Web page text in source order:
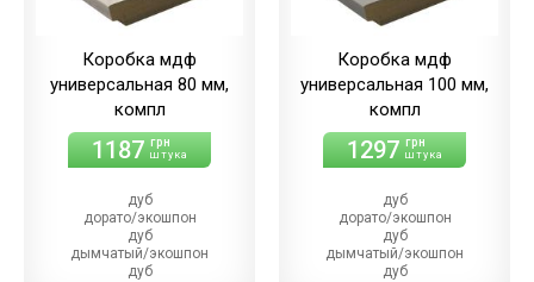
Коробка мдф
универсальная 80 мм,
компл
1187 грн
штука
дуб
дорато/экошпон
дуб
дымчатый/экошпон
дуб
Коробка мдф
универсальная 100 мм,
компл
1297 грн
штука
дуб
дорато/экошпон
дуб
дымчатый/экошпон
дуб